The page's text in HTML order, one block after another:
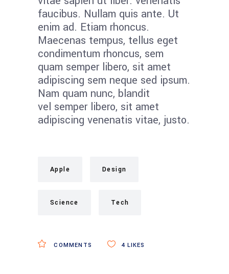
faucibus. Nullam quis ante. Ut
enim ad. Etiam rhoncus.
Maecenas tempus, tellus eget
condimentum rhoncus, sem
quam semper libero, sit amet
adipiscing sem neque sed ipsum.
Nam quam nunc, blandit
vel semper libero, sit amet
adipiscing venenatis vitae, justo.
Apple Design
Science Tech
COMMENTS 4 LIKES